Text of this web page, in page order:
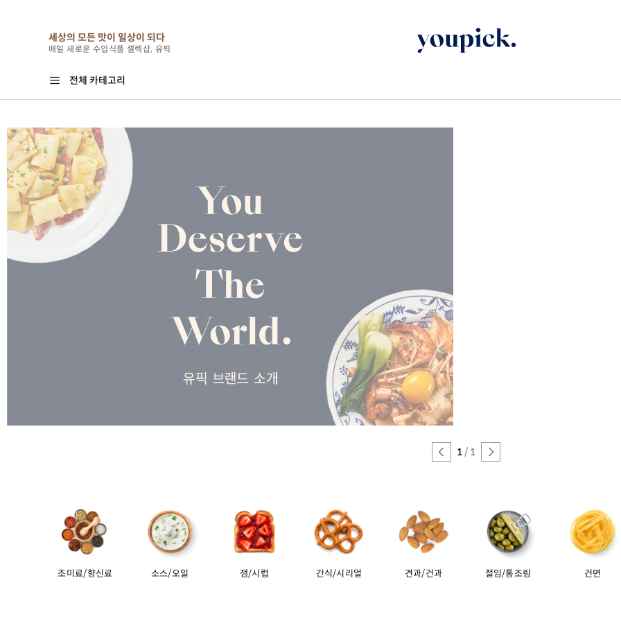
세상의 모든 맛이 일상이 되다
매일 새로운 수입식품 셀렉샵, 유픽
전체 카테고리
신상 스토리 이벤트
1/ 1
조미료/향신료 소스/오일 잼/시럽 간식/시리얼 견과/건과 절임/통조림 건면